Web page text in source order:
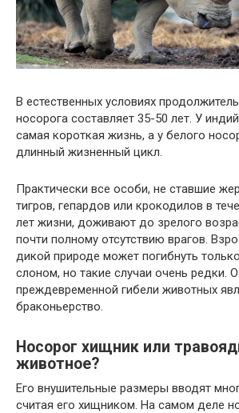
В естественных условиях
носорога составляет 35-50 лет. У
самая короткая жизнь, а у белого
длинный жизненный цикл.
Практически все особи, не ставшие
тигров, гепардов или крокодилов в
лет жизни, доживают до зрелого
почти полному отсутствию врагов.
дикой природе может погибнуть
слоном, но такие случаи очень редки.
преждевременной гибели животных
браконьерство.
Носорог хищник или
животное?
Его внушительные размеры вводят
считая его хищником. На самом деле